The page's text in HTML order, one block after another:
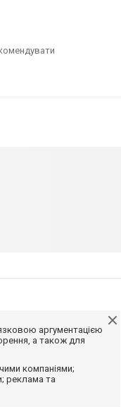
аргументацією
а також для
компаніями;
реклама та